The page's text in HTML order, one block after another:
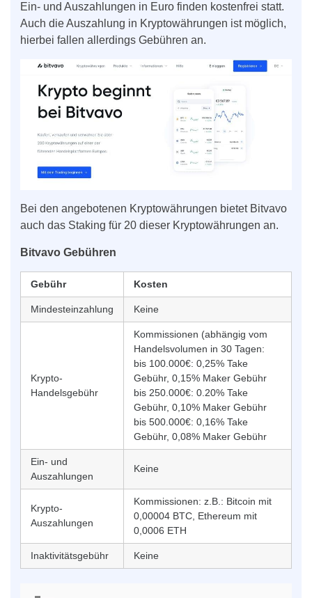
Ein- und Auszahlungen in Euro finden kostenfrei statt.
Auch die Auszahlung in Kryptowährungen ist möglich,
hierbei fallen allerdings Gebühren an.
Bei den angebotenen Kryptowährungen bietet Bitvavo
auch das Staking für 20 dieser Kryptowährungen an.
Bitvavo Gebühren
Gebühr Kosten
Mindesteinzahlung Keine
Krypto-
Handelsgebühr
Kommissionen (abhängig vom
Handelsvolumen in 30 Tagen:
bis 100.000€: 0,25% Take
Gebühr, 0,15% Maker Gebühr
bis 250.000€: 0.20% Take
Gebühr, 0,10% Maker Gebühr
bis 500.000€: 0,16% Take
Gebühr, 0,08% Maker Gebühr
Ein- und
Auszahlungen
Keine
Krypto-
Auszahlungen
Kommissionen: z.B.: Bitcoin mit
0,00004 BTC, Ethereum mit
0,0006 ETH
Inaktivitätsgebühr Keine